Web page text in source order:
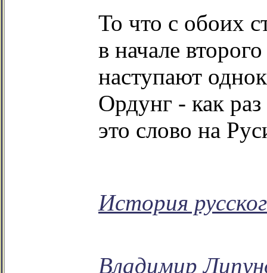
То что с обоих
в начале
наступают
Ордунг - как раз
это слово на
История
Владимир